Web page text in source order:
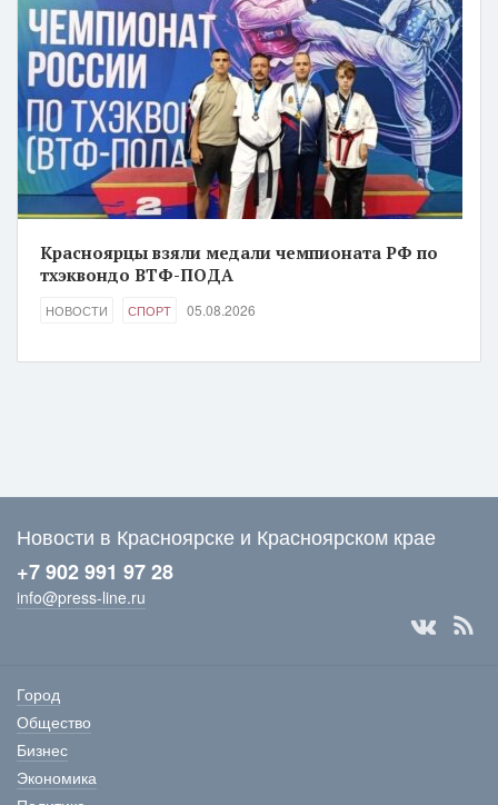
Красноярцы взяли медали чемпионата РФ по
тхэквондо ВТФ-ПОДА
НОВОСТИ СПОРТ 05.08.2026
Новости в Красноярске и Красноярском крае
+7 902 991 97 28
info@press-line.ru
Город
Общество
Бизнес
Экономика